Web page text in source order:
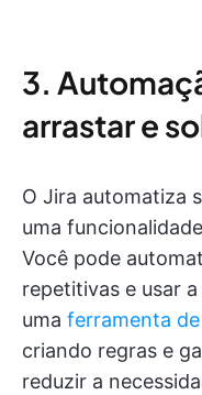
3.
arrastar e
O Jira automatiza
uma
Você pode
repetitivas e usar
uma ferramenta
criando regras e
reduzir a